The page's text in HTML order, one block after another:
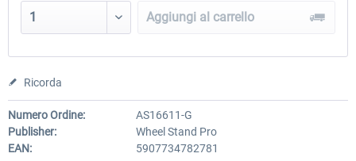
Aggiungi al carrello
Ricorda
Numero Ordine:
AS16611-G
Publisher:
Wheel Stand Pro
EAN:
5907734782781